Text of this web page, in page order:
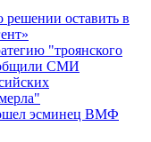
оставить в
"троянского
СМИ
эсминец ВМФ